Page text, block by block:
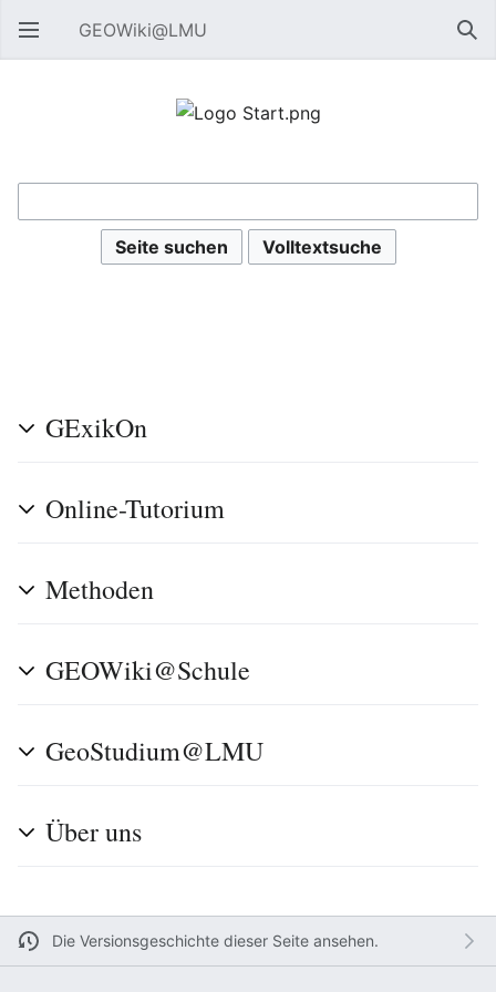
Hauptmenü öffnen GEOWiki@LMU
GExikOn
Online-Tutorium
Methoden
GEOWiki@Schule
GeoStudium@LMU
Über uns
Die Versionsgeschichte dieser Seite ansehen.